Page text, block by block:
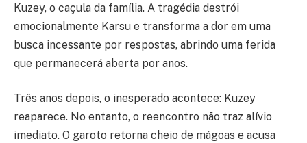
Kuzey, o caçula da família. A tragédia destrói
emocionalmente Karsu e transforma a dor em uma
busca incessante por respostas, abrindo uma ferida
que permanecerá aberta por anos.
Três anos depois, o inesperado acontece: Kuzey
reaparece. No entanto, o reencontro não traz alívio
imediato. O garoto retorna cheio de mágoas e acusa